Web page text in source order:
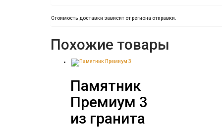
Стоимость доставки зависит от региона отправки.
Похожие товары
Памятник
Премиум 3
из гранита